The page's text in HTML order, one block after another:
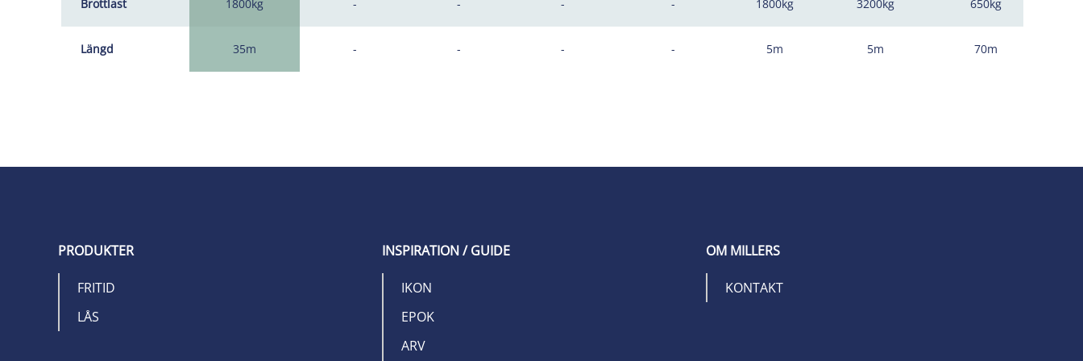
Brottlast
Längd
1800kg
35m
-
-
-
-
-
-
-
-
1800kg
5m
3200kg
5m
650kg
70m
PRODUKTER
FRITID
LÅS
INSPIRATION / GUIDE
IKON
EPOK
ARV
OM MILLERS
KONTAKT